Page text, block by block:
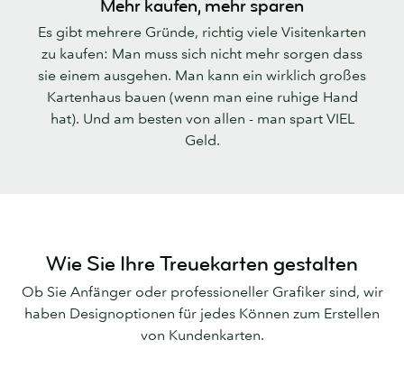
Mehr kaufen, mehr sparen
Es gibt mehrere Gründe, richtig viele Visitenkarten
zu kaufen: Man muss sich nicht mehr sorgen dass
sie einem ausgehen. Man kann ein wirklich großes
Kartenhaus bauen (wenn man eine ruhige Hand
hat). Und am besten von allen - man spart VIEL
Geld.
Wie Sie Ihre Treuekarten gestalten
Ob Sie Anfänger oder professioneller Grafiker sind, wir
haben Designoptionen für jedes Können zum Erstellen
von Kundenkarten.